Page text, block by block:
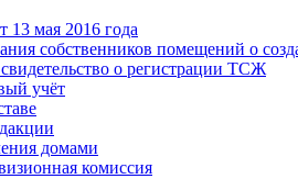
мая 2016 года
собственников помещений о
о регистрации ТСЖ
учёт
домами
комиссия